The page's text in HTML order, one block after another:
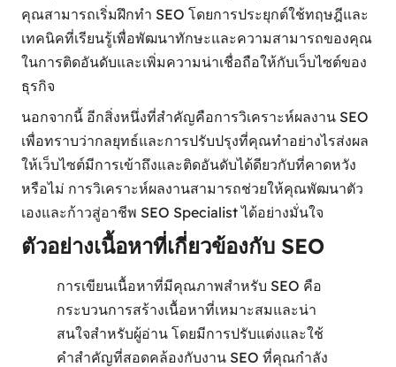
คุณสามารถเริ่มฝึกทำ SEO โดยการประยุกต์ใช้ทฤษฎีและ
เทคนิคที่เรียนรู้เพื่อพัฒนาทักษะและความสามารถของคุณ
ในการติดอันดับและเพิ่มความน่าเชื่อถือให้กับเว็บไซต์ของ
ธุรกิจ
นอกจากนี้ อีกสิ่งหนึ่งที่สำคัญคือการวิเคราะห์ผลงาน SEO
เพื่อทราบว่ากลยุทธ์และการปรับปรุงที่คุณทำอย่างไรส่งผล
ให้เว็บไซต์มีการเข้าถึงและติดอันดับได้ดียวกับที่คาดหวัง
หรือไม่ การวิเคราะห์ผลงานสามารถช่วยให้คุณพัฒนาตัว
เองและก้าวสู่อาชีพ SEO Specialist ได้อย่างมั่นใจ
ตัวอย่างเนื้อหาที่เกี่ยวข้องกับ SEO
การเขียนเนื้อหาที่มีคุณภาพสำหรับ SEO คือ
กระบวนการสร้างเนื้อหาที่เหมาะสมและน่า
สนใจสำหรับผู้อ่าน โดยมีการปรับแต่งและใช้
คำสำคัญที่สอดคล้องกับงาน SEO ที่คุณกำลัง